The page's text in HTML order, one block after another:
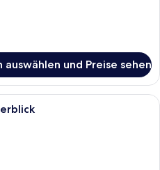
auswählen und Preise sehen
Ein Hotelzimmer mit zwei Betten,